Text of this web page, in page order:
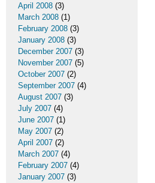
April 2008 (3)
March 2008 (1)
February 2008 (3)
January 2008 (3)
December 2007 (3)
November 2007 (5)
October 2007 (2)
September 2007 (4)
August 2007 (3)
July 2007 (4)
June 2007 (1)
May 2007 (2)
April 2007 (2)
March 2007 (4)
February 2007 (4)
January 2007 (3)